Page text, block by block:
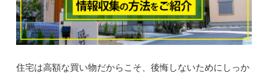
住宅は高額な買い物だからこそ、後悔しないためにしっか